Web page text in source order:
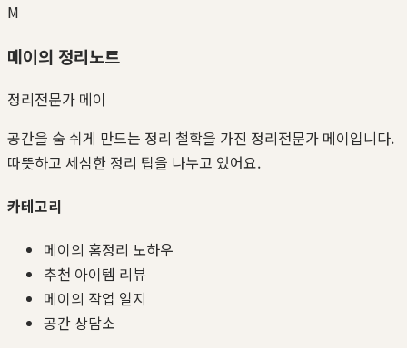
M
메이의 정리노트
정리전문가 메이
공간을 숨 쉬게 만드는 정리 철학을 가진 정리전문가 메이입니다.
따뜻하고 세심한 정리 팁을 나누고 있어요.
카테고리
메이의 홈정리 노하우
추천 아이템 리뷰
메이의 작업 일지
공간 상담소